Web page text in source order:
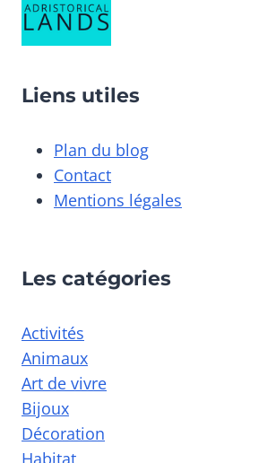
Liens utiles
Plan du blog
Contact
Mentions légales
Les catégories
Activités
Animaux
Art de vivre
Bijoux
Décoration